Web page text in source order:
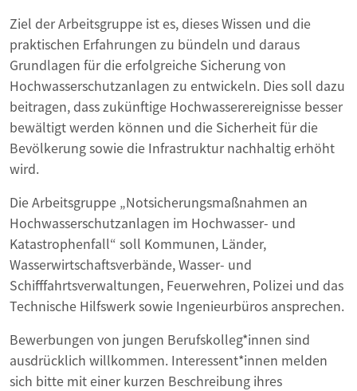
Ziel der Arbeitsgruppe ist es, dieses Wissen und die
praktischen Erfahrungen zu bündeln und daraus
Grundlagen für die erfolgreiche Sicherung von
Hochwasserschutzanlagen zu entwickeln. Dies soll dazu
beitragen, dass zukünftige Hochwasserereignisse besser
bewältigt werden können und die Sicherheit für die
Bevölkerung sowie die Infrastruktur nachhaltig erhöht
wird.
Die Arbeitsgruppe „Notsicherungsmaßnahmen an
Hochwasserschutzanlagen im Hochwasser- und
Katastrophenfall“ soll Kommunen, Länder,
Wasserwirtschaftsverbände, Wasser- und
Schifffahrtsverwaltungen, Feuerwehren, Polizei und das
Technische Hilfswerk sowie Ingenieurbüros ansprechen.
Bewerbungen von jungen Berufskolleg*innen sind
ausdrücklich willkommen. Interessent*innen melden
sich bitte mit einer kurzen Beschreibung ihres